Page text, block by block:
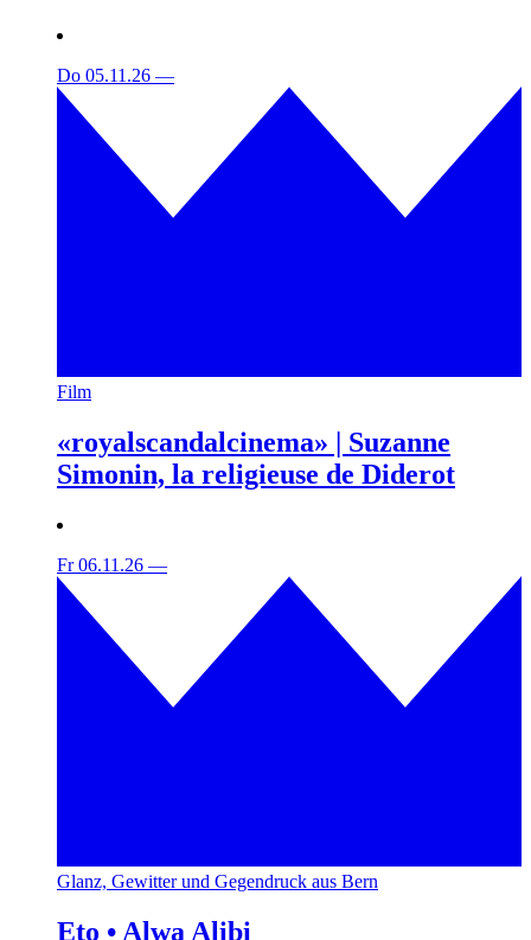
Do 05.11.26 —
Film
«royalscandalcinema» | Suzanne
Simonin, la religieuse de Diderot
Fr 06.11.26 —
Glanz, Gewitter und Gegendruck aus Bern
Eto • Alwa Alibi